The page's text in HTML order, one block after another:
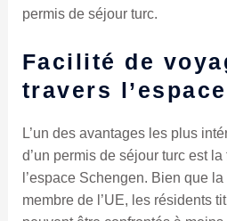
permis de séjour turc.
Facilité de
travers
L’un des avantages les plus
d’un permis de séjour turc est
l’espace Schengen. Bien que
membre de l’UE, les résidents